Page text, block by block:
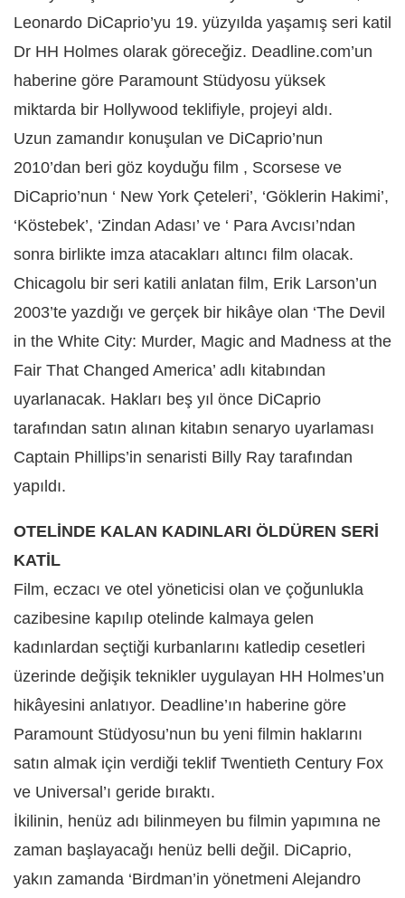
Leonardo DiCaprio’yu 19. yüzyılda yaşamış seri katil
Dr HH Holmes olarak göreceğiz. Deadline.com’un
haberine göre Paramount Stüdyosu yüksek
miktarda bir Hollywood teklifiyle, projeyi aldı.
Uzun zamandır konuşulan ve DiCaprio’nun
2010’dan beri göz koyduğu film , Scorsese ve
DiCaprio’nun ‘ New York Çeteleri’, ‘Göklerin Hakimi’,
‘Köstebek’, ‘Zindan Adası’ ve ‘ Para Avcısı’ndan
sonra birlikte imza atacakları altıncı film olacak.
Chicagolu bir seri katili anlatan film, Erik Larson’un
2003’te yazdığı ve gerçek bir hikâye olan ‘The Devil
in the White City: Murder, Magic and Madness at the
Fair That Changed America’ adlı kitabından
uyarlanacak. Hakları beş yıl önce DiCaprio
tarafından satın alınan kitabın senaryo uyarlaması
Captain Phillips’in senaristi Billy Ray tarafından
yapıldı.
OTELİNDE KALAN KADINLARI ÖLDÜREN SERİ
KATİL
Film, eczacı ve otel yöneticisi olan ve çoğunlukla
cazibesine kapılıp otelinde kalmaya gelen
kadınlardan seçtiği kurbanlarını katledip cesetleri
üzerinde değişik teknikler uygulayan HH Holmes’un
hikâyesini anlatıyor. Deadline’ın haberine göre
Paramount Stüdyosu’nun bu yeni filmin haklarını
satın almak için verdiği teklif Twentieth Century Fox
ve Universal’ı geride bıraktı.
İkilinin, henüz adı bilinmeyen bu filmin yapımına ne
zaman başlayacağı henüz belli değil. DiCaprio,
yakın zamanda ‘Birdman’in yönetmeni Alejandro